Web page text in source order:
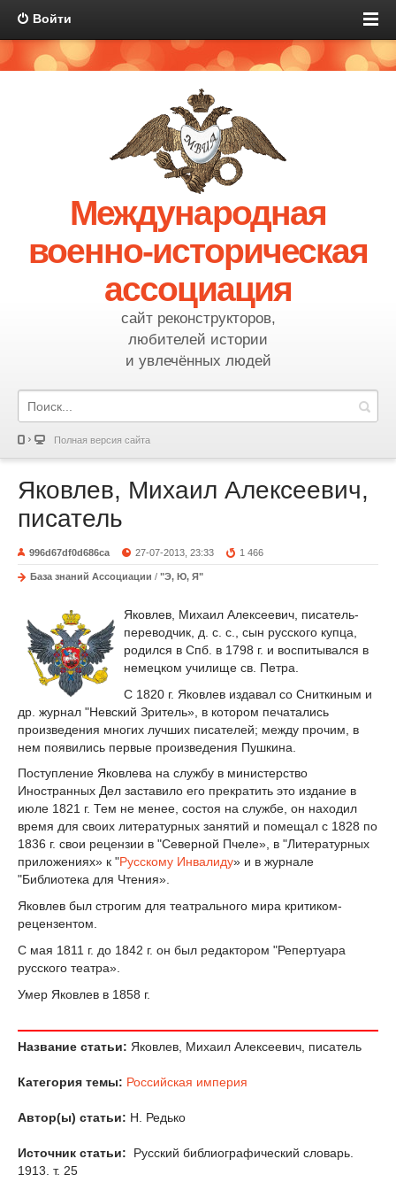
Войти
Международная
военно-историческая
ассоциация
сайт реконструкторов,
любителей истории
и увлечённых людей
Полная версия сайта
Яковлев, Михаил Алексеевич,
писатель
996d67df0d686ca 27-07-2013, 23:33 1 466
База знаний Ассоциации / "Э, Ю, Я"
Яковлев, Михаил Алексеевич, писатель-
переводчик, д. с. с., сын русского купца,
родился в Спб. в 1798 г. и воспитывался в
немецком училище св. Петра.
С 1820 г. Яковлев издавал со Сниткиным и
др. журнал "Невский Зритель», в котором печатались
произведения многих лучших писателей; между прочим, в
нем появились первые произведения Пушкина.
Поступление Яковлева на службу в министерство
Иностранных Дел заставило его прекратить это издание в
июле 1821 г. Тем не менее, состоя на службе, он находил
время для своих литературных занятий и помещал с 1828 по
1836 г. свои рецензии в "Северной Пчеле», в "Литературных
приложениях» к "Русскому Инвалиду» и в журнале
"Библиотека для Чтения».
Яковлев был строгим для театрального мира критиком-
рецензентом.
С мая 1811 г. до 1842 г. он был редактором "Репертуара
русского театра».
Умер Яковлев в 1858 г.
Название статьи: Яковлев, Михаил Алексеевич, писатель
Категория темы: Российская империя
Автор(ы) статьи: Н. Редько
Источник статьи:
Русский библиографический словарь.
1913. т. 25